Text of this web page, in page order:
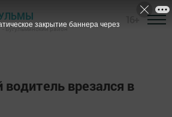
- Бугульминский район
водитель врезался в
закрытие баннера через